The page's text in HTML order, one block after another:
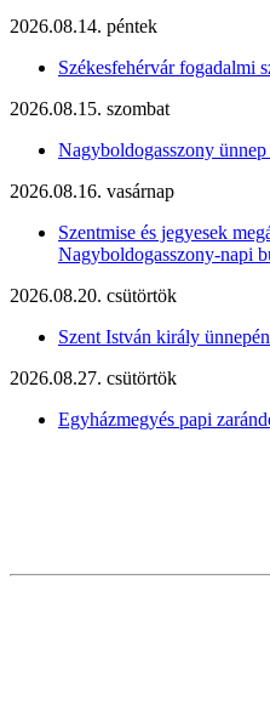
2026.08.14. péntek
Székesfehérvár fogadalmi
2026.08.15. szombat
Nagyboldogasszony ünnep
2026.08.16. vasárnap
Szentmise és jegyesek
Nagyboldogasszony-napi
2026.08.20. csütörtök
Szent István király
2026.08.27. csütörtök
Egyházmegyés papi